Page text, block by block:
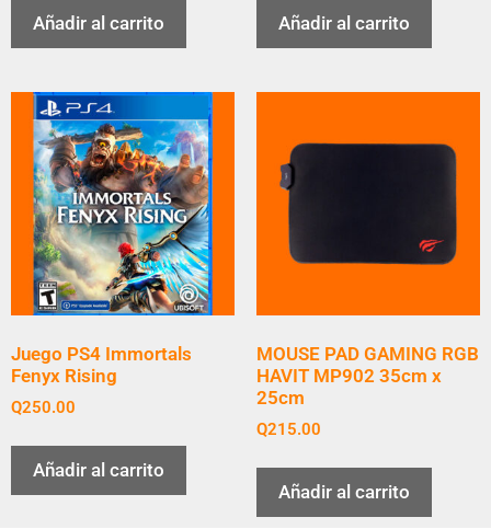
Añadir al carrito Añadir al carrito
Juego PS4 Immortals
Fenyx Rising
Q250.00
Añadir al carrito
MOUSE PAD GAMING RGB
HAVIT MP902 35cm x
25cm
Q215.00
Añadir al carrito